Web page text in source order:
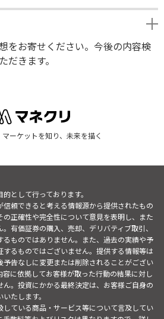
をお寄せください。今後の内容検
だきます。
ーケットを知り、未来を描く
として行っております。
頼できると考える情報源から提供されたもの
正確性や完全性について意見を表明し、また
有価証券の購入、売却、デリバティブ取引、
るものではありません。また、過去の実績や予
るものではございません。提供する情報等は
告なしに変更または削除されることがござい
に依拠してお客様が取った行動の結果に対し
。投資にかかる最終決定は、お客様ご自身の
たします。
ている商品・サービス等について言及してい